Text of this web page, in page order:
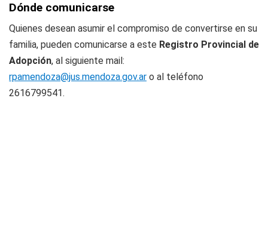
Dónde comunicarse
Quienes desean asumir el compromiso de convertirse en su
familia, pueden comunicarse a este Registro Provincial de
Adopción, al siguiente mail:
rpamendoza@jus.mendoza.gov.ar o al teléfono
2616799541.